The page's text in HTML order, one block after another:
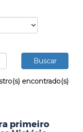
encontrado(s)
primeiro